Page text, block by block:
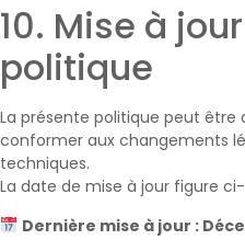
10. Mise à
politique
La présente politique peut être
conformer aux changements
techniques.
La date de mise à jour figure
Dernière mise à jour :